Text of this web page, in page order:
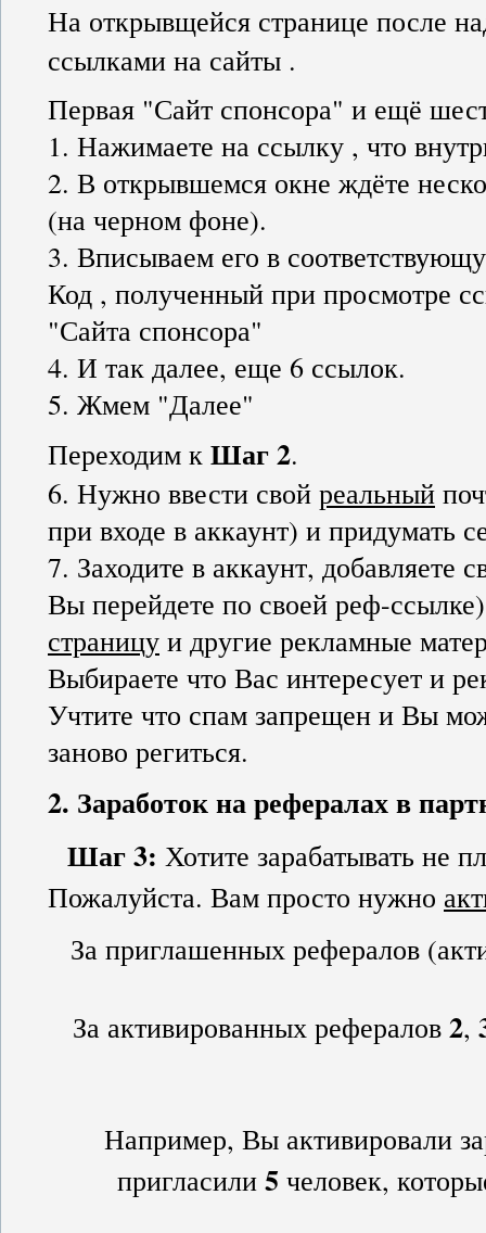
На открывщейся странице после
ссылками на сайты .
Первая "Сайт спонсора" и ещё
1. Нажимаете на ссылку , что
2. В открывшемся окне ждёте
(на черном фоне).
3. Вписываем его в
Код , полученный при просмотре
"Сайта спонсора"
4. И так далее, еще 6 ссылок.
5. Жмем "Далее"
Переходим к Шаг 2.
6. Нужно ввести свой реальный
при входе в аккаунт) и придумать
7. Заходите в аккаунт, добавляете
Вы перейдете по своей реф-
страницу и другие рекламные
Выбираете что Вас интересует и
Учтите что спам запрещен и Вы
заново региться.
2. Заработок на рефералах в
Шаг 3: Хотите зарабатывать не
Пожалуйста. Вам просто нужно
За приглашенных рефералов
За активированных рефералов 2,
Например, Вы активировали
пригласили 5 человек,